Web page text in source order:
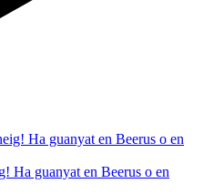
Ha guanyat en Beerus o en